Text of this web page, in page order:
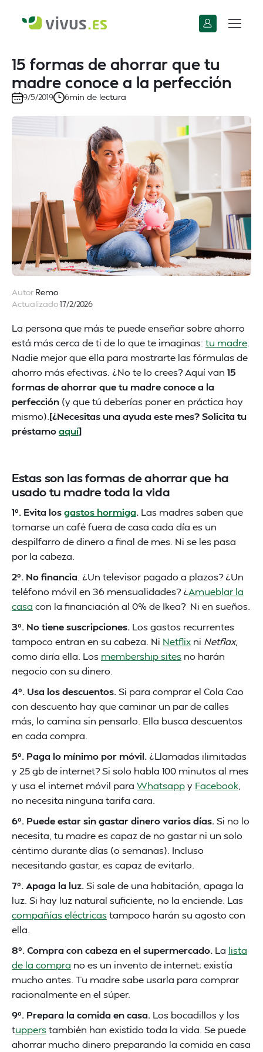
15 formas de ahorrar que tu
madre conoce a la perfección
9/5/2019 6min de lectura
Autor Remo
Actualizado17/2/2026
La persona que más te puede enseñar sobre ahorro
está más cerca de ti de lo que te imaginas: tu madre
Nadie mejor que ella para mostrarte las fórmulas de
ahorro más efectivas. ¿No te lo crees? Aquí van 15
formas de ahorrar que tu madre conoce a la
perfección (y que tú deberías poner en práctica hoy
mismo). [¿Necesitas una ayuda este mes? Solicita tu
préstamoaquí]
Estas son las formas de ahorrar que ha
usado tu madre toda la vida
1º. Evita losgastos hormiga. Las madres saben que
tomarse un café fuera de casa cada día es un
despilfarro de dinero a final de mes. Ni se les pasa
por la cabeza.
2º. No financia . ¿Un televisor pagado a plazos? ¿Un
teléfono móvil en 36 mensualidades? ¿Amueblar la
casa con la financiación al 0% de Ikea? Ni en sueños.
3º. No tiene suscripciones. Los gastos recurrentes
tampoco entran en su cabeza. Ni Netflix ni Netflax,
como diría ella. Los membership sites no harán
negocio con su dinero.
4º. Usa los descuentos. Si para comprar el Cola Cao
con descuento hay que caminar un par de calles
más, lo camina sin pensarlo. Ella busca descuentos
en cada compra.
5º. Paga lo mínimo por móvil. ¿Llamadas ilimitadas
y 25 gb de internet? Si solo habla 100 minutos al mes
y usa el internet móvil para Whatsappy Facebook
no necesita ninguna tarifa cara.
6º. Puede estar sin gastar dinero varios días. Si no lo
necesita, tu madre es capaz de no gastar ni un solo
céntimo durante días (o semanas). Incluso
necesitando gastar, es capaz de evitarlo.
7º. Apaga la luz. Si sale de una habitación, apaga la
luz. Si hay luz natural suficiente, no la enciende. Las
compañías eléctricastampoco harán su agosto con
ella.
8º. Compra con cabeza en el supermercado. La lista
de la compra no es un invento de internet; existía
mucho antes. Tu madre sabe usarla para comprar
racionalmente en el súper.
9º. Prepara la comida en casa. Los bocadillos y los
tupperstambién han existido toda la vida. Se puede
ahorrar mucho dinero preparando la comida en casa